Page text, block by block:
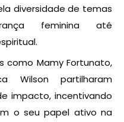
diversidade de temas
feminina até
como Mamy Fortunato,
Wilson partilharam
impacto, incentivando
o seu papel ativo na